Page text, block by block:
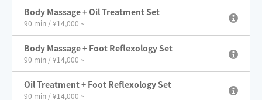
Body Massage + Oil Treatment Set
90 min / ¥14,000 ~
Body Massage + Foot Reflexology Set
90 min / ¥14,000 ~
Oil Treatment + Foot Reflexology Set
90 min / ¥14,000 ~